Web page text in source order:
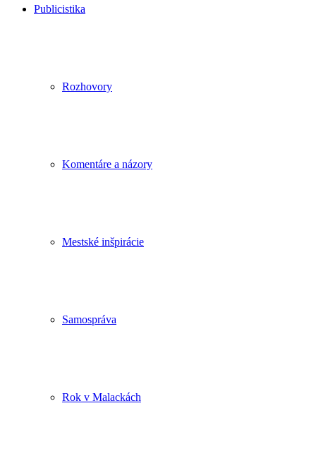
Publicistika
Rozhovory
Komentáre a názory
Mestské inšpirácie
Samospráva
Rok v Malackách